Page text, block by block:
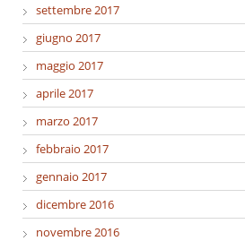
settembre 2017
giugno 2017
maggio 2017
aprile 2017
marzo 2017
febbraio 2017
gennaio 2017
dicembre 2016
novembre 2016